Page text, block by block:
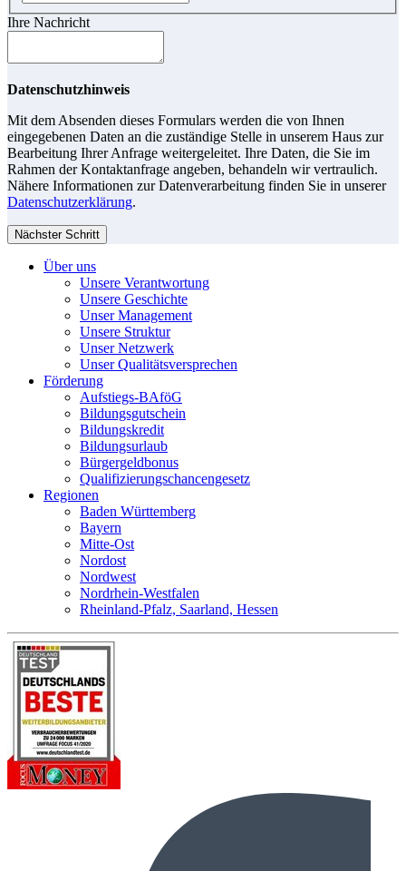
Ihre Nachricht
Datenschutzhinweis
Mit dem Absenden dieses Formulars werden die von Ihnen
eingegebenen Daten an die zuständige Stelle in unserem Haus zur
Bearbeitung Ihrer Anfrage weitergeleitet. Ihre Daten, die Sie im
Rahmen der Kontaktanfrage angeben, behandeln wir vertraulich.
Nähere Informationen zur Datenverarbeitung finden Sie in unserer
Datenschutzerklärung.
Nächster Schritt
Über uns
Unsere Verantwortung
Unsere Geschichte
Unser Management
Unsere Struktur
Unser Netzwerk
Unser Qualitätsversprechen
Förderung
Aufstiegs-BAföG
Bildungsgutschein
Bildungskredit
Bildungsurlaub
Bürgergeldbonus
Qualifizierungschancengesetz
Regionen
Baden Württemberg
Bayern
Mitte-Ost
Nordost
Nordwest
Nordrhein-Westfalen
Rheinland-Pfalz, Saarland, Hessen